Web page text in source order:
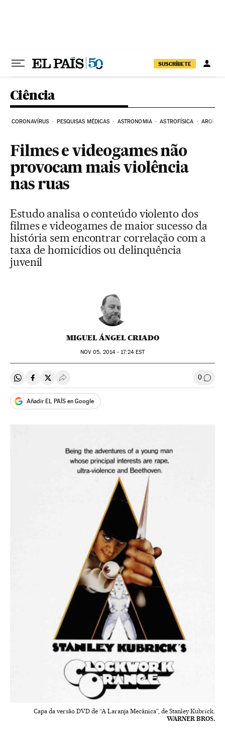
SUSCRÍBETE
Ciência
CORONAVÍRUS PESQUISAS MÉDICAS ASTRONOMIA ASTROFÍSICA
Filmes e videogames não
provocam mais violência
nas ruas
Estudo analisa o conteúdo violento dos
filmes e videogames de maior sucesso da
história sem encontrar correlação com a
taxa de homicídios ou delinquência
juvenil
MIGUEL ÁNGEL CRIADO
NOV 05, 2014 - 17:24EST
Compartir en Whatsapp
Compartir en Facebook
Compartir en Twitter
Desplegar Redes Sociales 0
Añadir EL PAÍS en Google
Capa da versão DVD de “A Laranja Mecânica”, de Stanley Kubrick.
WARNER BROS.